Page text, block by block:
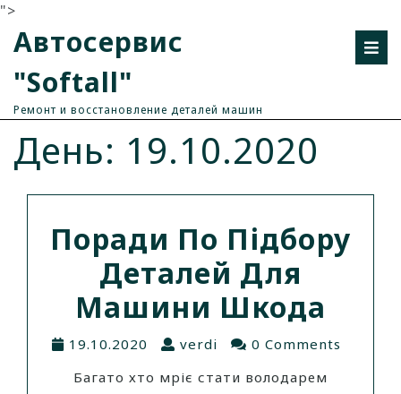
">
Автосервис
"Softall"
Ремонт и восстановление деталей машин
День: 19.10.2020
Поради По Підбору
Деталей Для
Машини Шкода
19.10.2020 verdi
0 Comments
Багато хто мріє стати володарем